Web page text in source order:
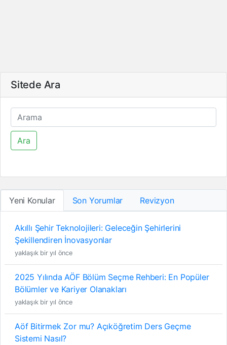
Sitede Ara
Ara
Yeni Konular Son Yorumlar Revizyon
Akıllı Şehir Teknolojileri: Geleceğin Şehirlerini
Şekillendiren İnovasyonlar
yaklaşık bir yıl önce
2025 Yılında AÖF Bölüm Seçme Rehberi: En Popüler
Bölümler ve Kariyer Olanakları
yaklaşık bir yıl önce
Aöf Bitirmek Zor mu? Açıköğretim Ders Geçme
Sistemi Nasıl?